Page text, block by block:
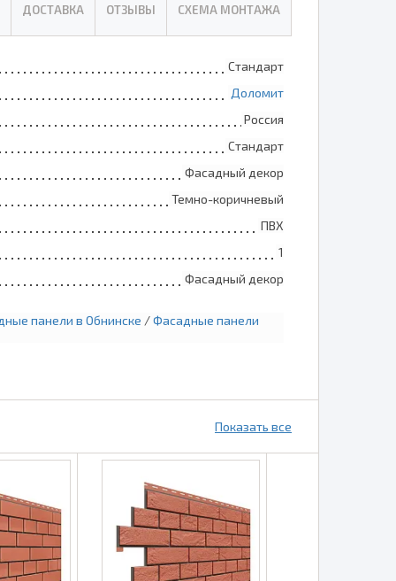
ДОСТАВКА ОТЗЫВЫ СХЕМА МОНТАЖА
Стандарт
Доломит
Россия
Стандарт
Фасадный декор
Темно-коричневый
ПВХ
1
Фасадный декор
панели в Обнинске /Фасадные панели
Показать все